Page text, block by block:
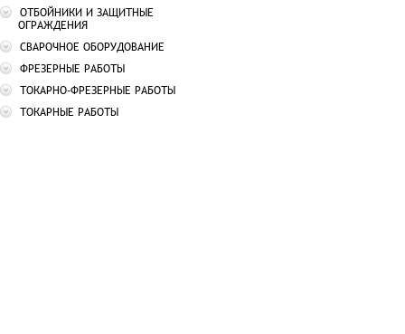
ОТБОЙНИКИ И ЗАЩИТНЫЕ
ОГРАЖДЕНИЯ
СВАРОЧНОЕ ОБОРУДОВАНИЕ
ФРЕЗЕРНЫЕ РАБОТЫ
ТОКАРНО-ФРЕЗЕРНЫЕ РАБОТЫ
ТОКАРНЫЕ РАБОТЫ